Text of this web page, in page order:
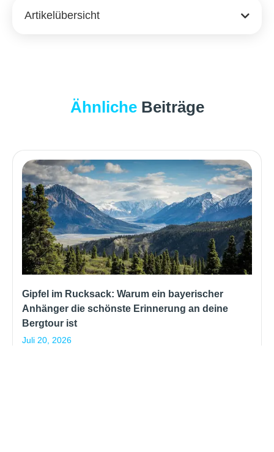
Artikelübersicht
ÄhnlicheBeiträge
Gipfel im Rucksack: Warum ein bayerischer
Anhänger die schönste Erinnerung an deine
Bergtour ist
Juli 20, 2026